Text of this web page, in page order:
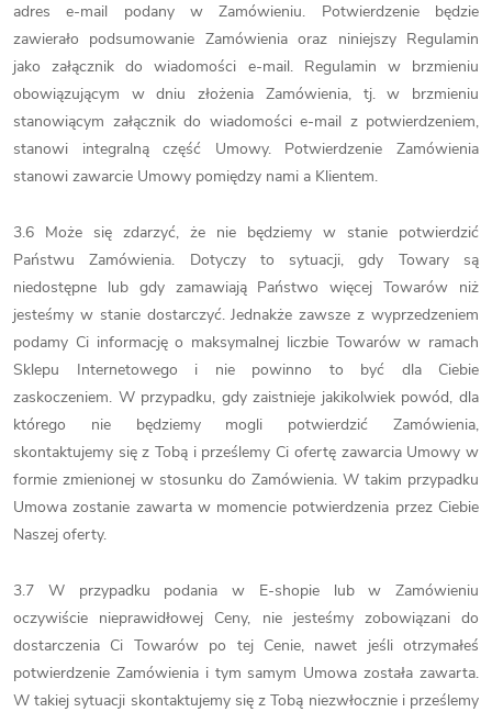
adres e-mail podany w Zamówieniu. Potwierdzenie będzie
zawierało podsumowanie Zamówienia oraz niniejszy Regulamin
jako załącznik do wiadomości e-mail. Regulamin w brzmieniu
obowiązującym w dniu złożenia Zamówienia, tj. w brzmieniu
stanowiącym załącznik do wiadomości e-mail z potwierdzeniem,
stanowi integralną część Umowy. Potwierdzenie Zamówienia
stanowi zawarcie Umowy pomiędzy nami a Klientem.
3.6 Może się zdarzyć, że nie będziemy w stanie potwierdzić
Państwu Zamówienia. Dotyczy to sytuacji, gdy Towary są
niedostępne lub gdy zamawiają Państwo więcej Towarów niż
jesteśmy w stanie dostarczyć. Jednakże zawsze z wyprzedzeniem
podamy Ci informację o maksymalnej liczbie Towarów w ramach
Sklepu Internetowego i nie powinno to być dla Ciebie
zaskoczeniem. W przypadku, gdy zaistnieje jakikolwiek powód, dla
którego nie będziemy mogli potwierdzić Zamówienia,
skontaktujemy się z Tobą i prześlemy Ci ofertę zawarcia Umowy w
formie zmienionej w stosunku do Zamówienia. W takim przypadku
Umowa zostanie zawarta w momencie potwierdzenia przez Ciebie
Naszej oferty.
3.7 W przypadku podania w E-shopie lub w Zamówieniu
oczywiście nieprawidłowej Ceny, nie jesteśmy zobowiązani do
dostarczenia Ci Towarów po tej Cenie, nawet jeśli otrzymałeś
potwierdzenie Zamówienia i tym samym Umowa została zawarta.
W takiej sytuacji skontaktujemy się z Tobą niezwłocznie i prześlemy